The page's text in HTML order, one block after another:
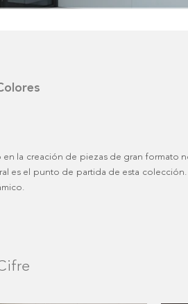
en la creación de piezas de gran formato
es el punto de partida de esta colección.